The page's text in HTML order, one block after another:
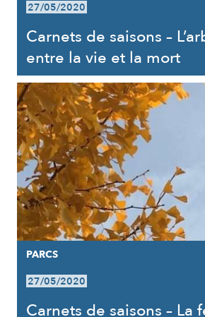
27/05/2020
Carnets de saisons –
entre la vie et la mort
PARCS
27/05/2020
Carnets de saisons – La